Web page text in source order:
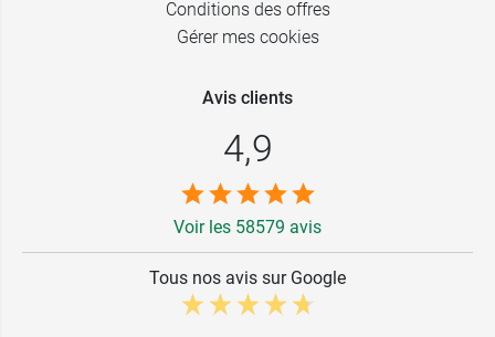
Conditions des offres
Gérer mes cookies
Avis clients
4,9
Voir les 58579 avis
Tous nos avis sur Google